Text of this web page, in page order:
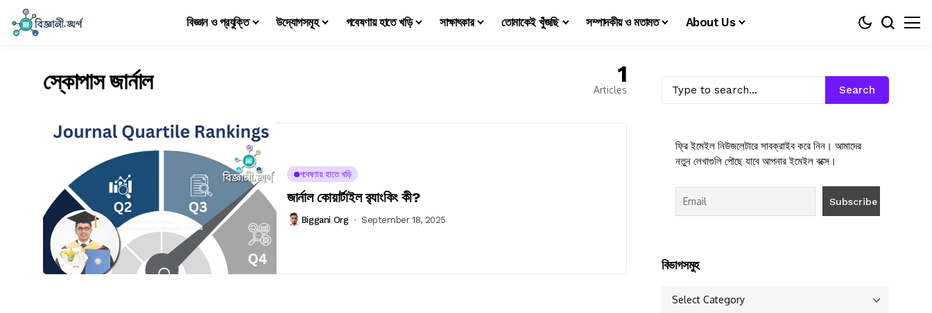
বিজ্ঞান ও প্রযুক্তি উদ্যোগসমূহ গবেষণায় হাতে খড়ি সাক্ষাৎকার তোমাকেই খুঁজছি সম্পাদকীয় ও মতামত About Us
স্কোপাস জার্নাল 1
Articles
গবেষণায় হাতে খড়ি
জার্নাল কোয়ার্টাইল র‍্যাংকিং কী?
Biggani Org September 18, 2025
Search
ফ্রি ইমেইল নিউজলেটারে সাবক্রাইব করে নিন। আমাদের
নতুন লেখাগুলি পৌছে যাবে আপনার ইমেইল বক্সে।
বিভাগসমুহ